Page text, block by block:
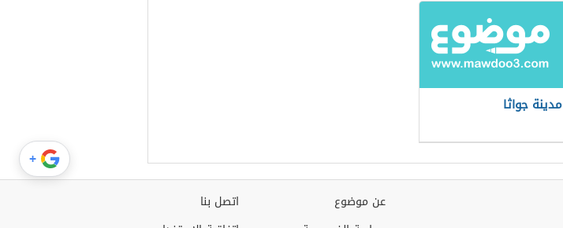
مدينة جواثا
اتصل بنا
عن موضوع
+